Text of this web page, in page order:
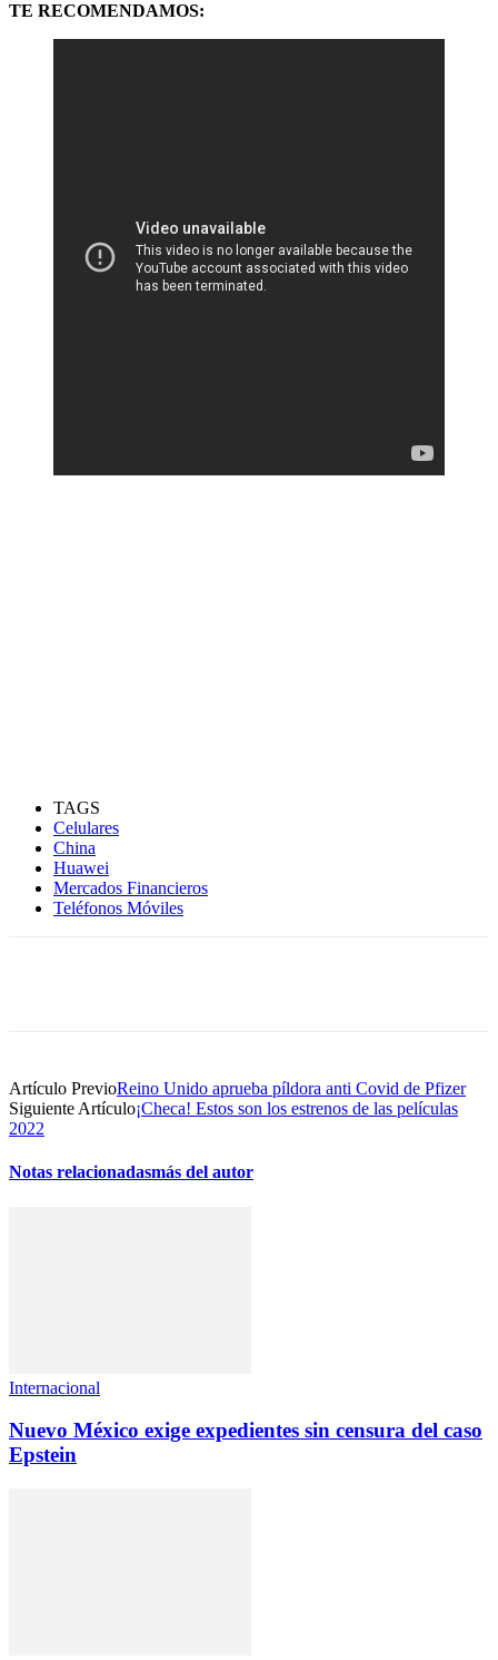
TE RECOMENDAMOS:
TAGS
Celulares
China
Huawei
Mercados Financieros
Teléfonos Móviles
Artículo PrevioReino Unido aprueba píldora anti Covid de Pfizer
Siguiente Artículo¡Checa! Estos son los estrenos de las películas
2022
Notas relacionadasmás del autor
Internacional
Nuevo México exige expedientes sin censura del caso
Epstein